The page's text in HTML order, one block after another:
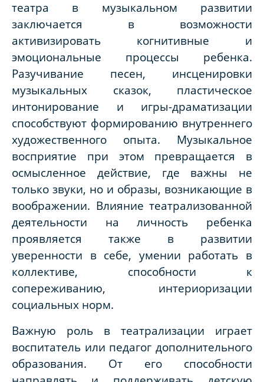
театра в музыкальном развитии
заключается в возможности
активизировать когнитивные и
эмоциональные процессы ребенка.
Разучивание песен, инсценировки
музыкальных сказок, пластическое
интонирование и игры-драматизации
способствуют формированию внутреннего
художественного опыта. Музыкальное
восприятие при этом превращается в
осмысленное действие, где важны не
только звуки, но и образы, возникающие в
воображении. Влияние театрализованной
деятельности на личность ребенка
проявляется также в развитии
уверенности в себе, умении работать в
коллективе, способности к
сопереживанию, интериоризации
социальных норм.
Важную роль в театрализации играет
воспитатель или педагог дополнительного
образования. От его способности